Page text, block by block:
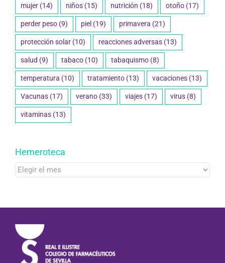
mujer (14) niños (15) nutrición (18) otoño (17)
perder peso (9) piel (19) primavera (21)
protección solar (10) reacciones adversas (13)
salud (9) tabaco (10) tabaquismo (8)
temperatura (10) tratamiento (13) vacaciones (13)
Vacunas (17) verano (33) viajes (17) virus (8)
vitaminas (13)
Hemeroteca
Hemeroteca